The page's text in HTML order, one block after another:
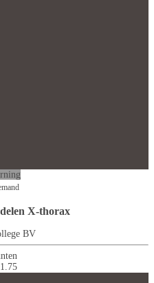
X-thorax
BV